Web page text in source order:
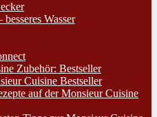
Wasser
Zubehör: Bestseller
Cuisine Bestseller
auf der Monsieur Cuisine